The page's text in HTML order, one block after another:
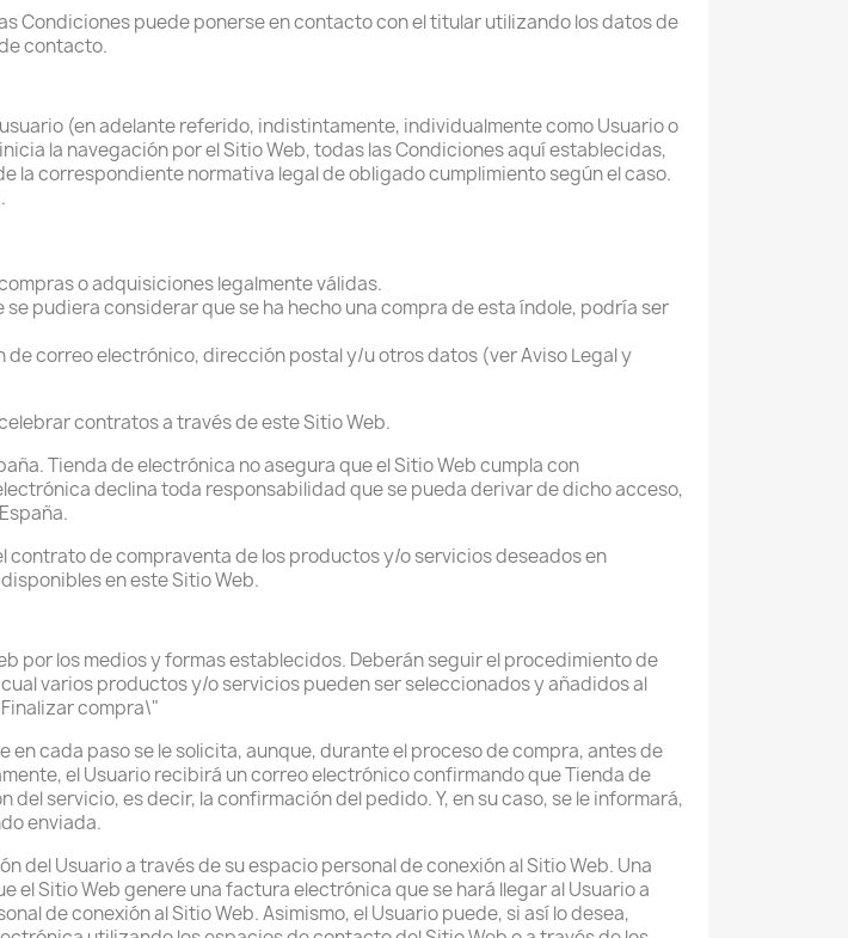
Condiciones puede ponerse en contacto con el titular utilizando los datos de
contacto.
(en adelante referido, indistintamente, individualmente como Usuario o
la navegación por el Sitio Web, todas las Condiciones aquí establecidas,
la correspondiente normativa legal de obligado cumplimiento según el caso.
o adquisiciones legalmente válidas.
pudiera considerar que se ha hecho una compra de esta índole, podría ser
correo electrónico, dirección postal y/u otros datos (ver Aviso Legal y
contratos a través de este Sitio Web.
Tienda de electrónica no asegura que el Sitio Web cumpla con
declina toda responsabilidad que se pueda derivar de dicho acceso,
contrato de compraventa de los productos y/o servicios deseados en
en este Sitio Web.
por los medios y formas establecidos. Deberán seguir el procedimiento de
varios productos y/o servicios pueden ser seleccionados y añadidos al
compra\"
cada paso se le solicita, aunque, durante el proceso de compra, antes de
el Usuario recibirá un correo electrónico confirmando que Tienda de
servicio, es decir, la confirmación del pedido. Y, en su caso, se le informará,
enviada.
del Usuario a través de su espacio personal de conexión al Sitio Web. Una
Sitio Web genere una factura electrónica que se hará llegar al Usuario a
de conexión al Sitio Web. Asimismo, el Usuario puede, si así lo desea,